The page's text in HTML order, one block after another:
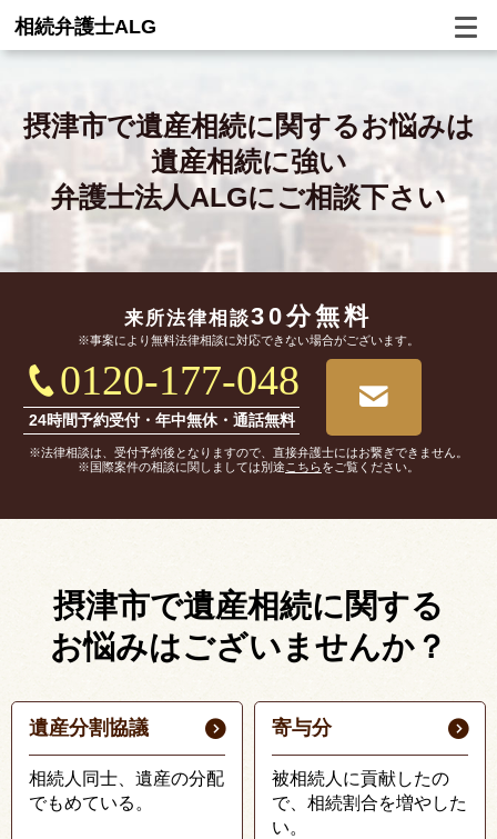
相続弁護士ALG
摂津市で遺産相続に関するお悩みは
遺産相続に強い
弁護士法人ALGにご相談下さい
来所法律相談30分無料
※事案により無料法律相談に対応できない場合がございます。
0120-177-048
24時間予約受付・年中無休・通話無料
※法律相談は、受付予約後となりますので、直接弁護士にはお繋ぎできません。
※国際案件の相談に関しましては別途 こちらをご覧ください。
摂津市で遺産相続に関する
お悩みはございませんか？
遺産分割協議
相続人同士、遺産の分配
でもめている。
寄与分
被相続人に貢献したの
で、相続割合を増やした
い。